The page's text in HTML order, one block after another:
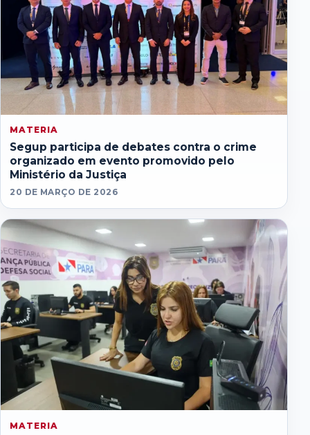
MATERIA
Segup participa de debates contra o crime
organizado em evento promovido pelo
Ministério da Justiça
20 DE MARÇO DE 2026
MATERIA